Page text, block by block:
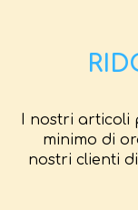
I nostri articoli
minimo di
nostri clienti